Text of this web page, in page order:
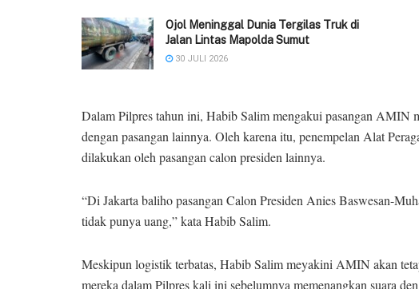
Ojol Meninggal Dunia Tergilas Truk di
Jalan Lintas Mapolda Sumut
30 JULI 2026
Dalam Pilpres tahun ini, Habib Salim mengakui pasangan AMIN
dengan pasangan lainnya. Oleh karena itu, penempelan Alat
dilakukan oleh pasangan calon presiden lainnya.
“Di Jakarta baliho pasangan Calon Presiden Anies Baswesan-
tidak punya uang,” kata Habib Salim.
Meskipun logistik terbatas, Habib Salim meyakini AMIN akan
mereka dalam Pilpres kali ini sebelumnya memenangkan suara